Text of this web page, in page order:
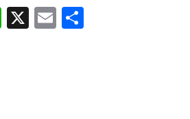
W
ha
X E
m
Pa
rt